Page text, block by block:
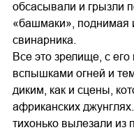
обсасывали и грызли
«башмаки», поднимая
свинарника.
Все это зрелище, с
вспышками огней и
диким, как и сцены,
африканских
тихонько вылезали из